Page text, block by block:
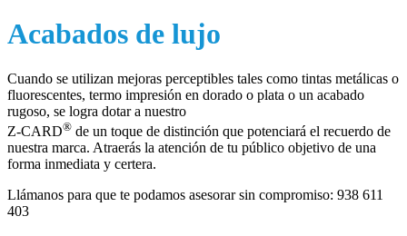
Acabados de lujo
Cuando se utilizan mejoras perceptibles tales como tintas metálicas o
fluorescentes, termo impresión en dorado o plata o un acabado
rugoso, se logra dotar a nuestro
Z-CARD® de un toque de distinción que potenciará el recuerdo de
nuestra marca. Atraerás la atención de tu público objetivo de una
forma inmediata y certera.
Llámanos para que te podamos asesorar sin compromiso: 938 611
403